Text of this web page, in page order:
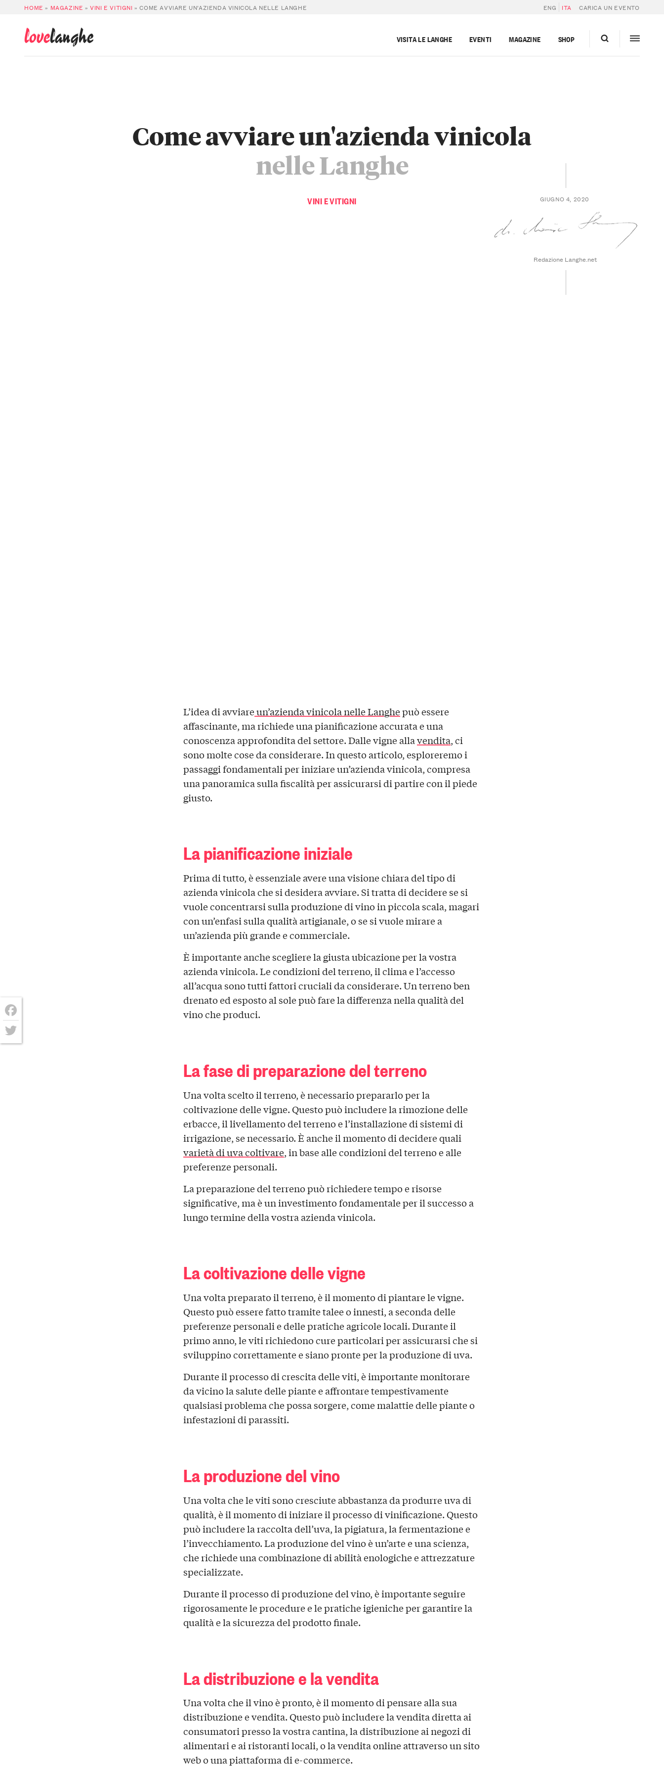
HOME » MAGAZINE »VINI E VITIGNI »COME AVVIARE UN’AZIENDA VINICOLA NELLE LANGHE ENG ITA CARICA UN EVENTO
lovelanghe VISITA LE LANGHE EVENTI MAGAZINE SHOP
VINI E VITIGNI
Come avviare un'azienda vinicola
nelle Langhe
GIUGNO 4, 2020
Redazione Langhe.net
L’idea di avviareun’azienda vinicola nelle Langhepuò essere
affascinante, ma richiede una pianificazione accurata e una
conoscenza approfondita del settore. Dalle vigne allavendita, ci
sono molte cose da considerare. In questo articolo, esploreremo i
passaggi fondamentali per iniziare un’azienda vinicola, compresa
una panoramica sulla fiscalità per assicurarsi di partire con il piede
giusto.
La pianificazione iniziale
Prima di tutto, è essenziale avere una visione chiara del tipo di
azienda vinicola che si desidera avviare. Si tratta di decidere se si
vuole concentrarsi sulla produzione di vino in piccola scala, magari
con un’enfasi sulla qualità artigianale, o se si vuole mirare a
un’azienda più grande e commerciale.
È importante anche scegliere la giusta ubicazione per la vostra
azienda vinicola. Le condizioni del terreno, il clima e l’accesso
all’acqua sono tutti fattori cruciali da considerare. Un terreno ben
drenato ed esposto al sole può fare la differenza nella qualità del
vino che produci.
La fase di preparazione del terreno
Una volta scelto il terreno, è necessario prepararlo per la
coltivazione delle vigne. Questo può includere la rimozione delle
erbacce, il livellamento del terreno e l’installazione di sistemi di
irrigazione, se necessario. È anche il momento di decidere quali
varietà di uva coltivare, in base alle condizioni del terreno e alle
preferenze personali.
La preparazione del terreno può richiedere tempo e risorse
significative, ma è un investimento fondamentale per il successo a
lungo termine della vostra azienda vinicola.
La coltivazione delle vigne
Una volta preparato il terreno, è il momento di piantare le vigne.
Questo può essere fatto tramite talee o innesti, a seconda delle
preferenze personali e delle pratiche agricole locali. Durante il
primo anno, le viti richiedono cure particolari per assicurarsi che si
sviluppino correttamente e siano pronte per la produzione di uva.
Durante il processo di crescita delle viti, è importante monitorare
da vicino la salute delle piante e affrontare tempestivamente
qualsiasi problema che possa sorgere, come malattie delle piante o
infestazioni di parassiti.
La produzione del vino
Una volta che le viti sono cresciute abbastanza da produrre uva di
qualità, è il momento di iniziare il processo di vinificazione. Questo
può includere la raccolta dell’uva, la pigiatura, la fermentazione e
l’invecchiamento. La produzione del vino è un’arte e una scienza,
che richiede una combinazione di abilità enologiche e attrezzature
specializzate.
Durante il processo di produzione del vino, è importante seguire
rigorosamente le procedure e le pratiche igieniche per garantire la
qualità e la sicurezza del prodotto finale.
La distribuzione e la vendita
Una volta che il vino è pronto, è il momento di pensare alla sua
distribuzione e vendita. Questo può includere la vendita diretta ai
consumatori presso la vostra cantina, la distribuzione ai negozi di
alimentari e ai ristoranti locali, o la vendita online attraverso un sito
web o una piattaforma di e-commerce.
Facebook
Twitter